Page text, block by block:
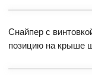
Снайпер с
позицию на крыше